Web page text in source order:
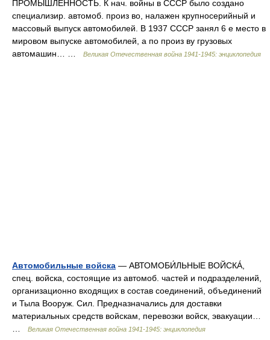
ПРОМЫ́ШЛЕННОСТЬ. К нач. войны в СССР было создано
специализир. автомоб. произ во, налажен крупносерийный и
массовый выпуск автомобилей. В 1937 СССР занял 6 е место в
мировом выпуске автомобилей, а по произ ву грузовых
автомашин… …
Великая Отечественная война 1941-1945: энциклопедия
Автомобильные войска — АВТОМОБИ́ЛЬНЫЕ ВОЙСКÁ,
спец. войска, состоящие из автомоб. частей и подразделений,
организационно входящих в состав соединений, объединений
и Тыла Вооруж. Сил. Предназначались для доставки
материальных средств войскам, перевозки войск, эвакуации…
Великая Отечественная война 1941-1945: энциклопедия